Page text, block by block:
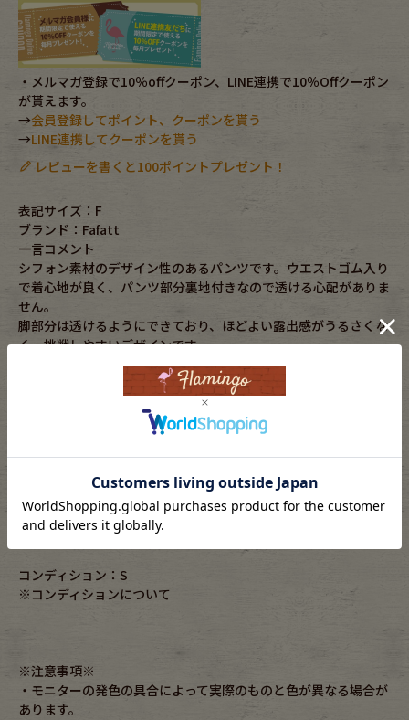
Eye Wear
Bag
Accessory
Keyring
FAFATT
・メルマガ登録で10％offクーポン、LINE連携で10％Offクーポン
が貰えます。
→会員登録してポイント、クーポンを貰う
→LINE連携してクーポンを貰う
レビューを書くと100ポイントプレゼント！
表記サイズ：F
ブランド：Fafatt
一言コメント
シフォン素材のデザイン性のあるパンツです。ウエストゴム入り
で着心地が良く、パンツ部分裏地付きなので透ける心配がありま
せん。
脚部分は透けるようにできており、ほどよい露出感がうるさくな
く、挑戦しやすいデザインです。
ウエスト幅：30~44cm(ウエストゴム入り)
総丈：102cm
股下：64cm
わたり幅：30cm
コンディション：S
※コンディションについて
※注意事項※
・モニターの発色の具合によって実際のものと色が異なる場合が
あります。